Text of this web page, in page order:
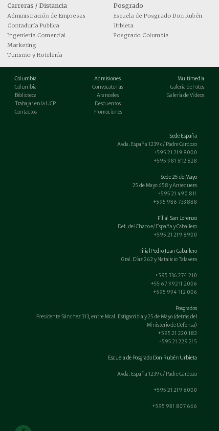
Carreras / Distancia
Administración de Empresas
Contaduría Publica
Ingeniería Comercial
Marketing
Turismo y Hotelería
Posgrado
Escuela de Posgrado Don Rubén
Urbieta
Posgrado Columbia
Columbia
Columbia
Biblioteca
Trabajar en la UCP
Contactos
Admisiones
Convocatorias
Aranceles
Descuentos
Promociones
Multimedia
Galería de Fotos
Galería de Vídeos
Sede España
Avda. España 1239 c/ Padre Cardozo
+595 21 219 8000
+595 981 812 828
Sede 25 de Mayo
25 de Mayo 658 y Antequera
+595 21 490 811
+595 986 733 888
Filial San Lorenzo
Def. del Chaco e/ España y Caballero
+595 21 219 8900
Filial Pedro Juan Caballero
Gral. Díaz 262 y Natalicio Talavera
+595 336 274 210
+55 67 99211 2006
+595 994 112 006
Posgrados
Presidente Sánchez 313, entre Mcal. Estigarribia y 25 de Mayo (detrás del
Ministerio de Defensa)
+595 21 220 182
+595 21 229 215
Escuela de Posgrado Don Rubén Urbieta
Avda. España 1239 c/ Padre Cardozo
+595 21 219 8000
+595 981 807 666